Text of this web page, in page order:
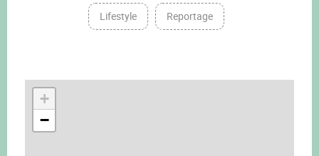
Lifestyle Reportage
+
−